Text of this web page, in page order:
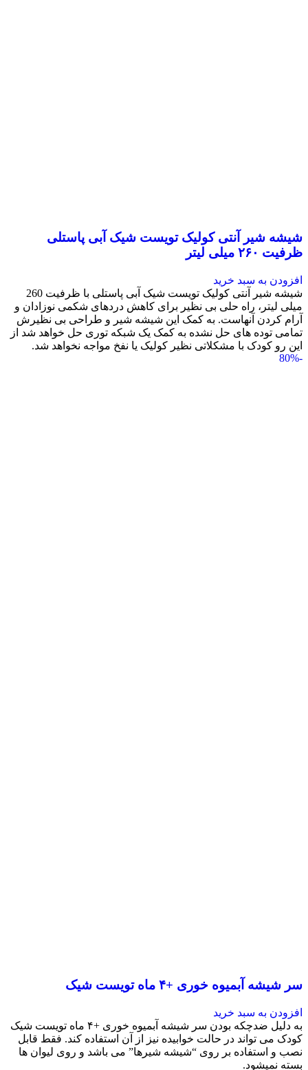
شیشه شیر آنتی کولیک تویست شیک آبی پاستلی
ظرفیت ۲۶۰ میلی لیتر
افزودن به سبد خرید
شیشه شیر آنتی کولیک تویست شیک آبی پاستلی با ظرفیت 260
میلی لیتر، راه حلی بی نظیر برای کاهش دردهای شکمی نوزادان و
آرام کردن آنهاست. به کمک این شیشه شیر و طراحی بی نظیرش
تمامی توده های حل نشده به کمک یک شبکه توری حل خواهد شد از
این رو کودک با مشکلاتی نظیر کولیک یا نفخ مواجه نخواهد شد.
-80%
سر شیشه آبمیوه خوری +۴ ماه تویست شیک
افزودن به سبد خرید
به دلیل ضدچکه بودن سر شیشه آبمیوه خوری +۴ ماه تویست شیک
کودک می تواند در حالت خوابیده نیز از آن استفاده کند. فقط قابل
نصب و استفاده بر روی “شیشه شیرها” می باشد و روی لیوان ها
بسته نمیشود.